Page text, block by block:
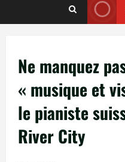
Ne manquez
« musique et
le pianiste
River City